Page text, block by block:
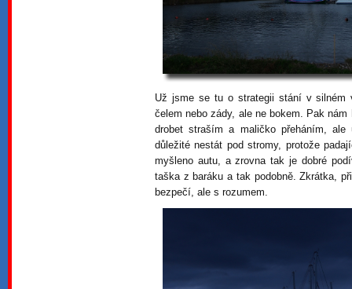
Už jsme se tu o strategii stání v silném
čelem nebo zády, ale ne bokem. Pak
drobet straším a maličko přeháním,
důležité nestát pod stromy, protože
myšleno autu, a zrovna tak je dobré
taška z baráku a tak podobně. Zkrátka,
bezpečí, ale s rozumem.